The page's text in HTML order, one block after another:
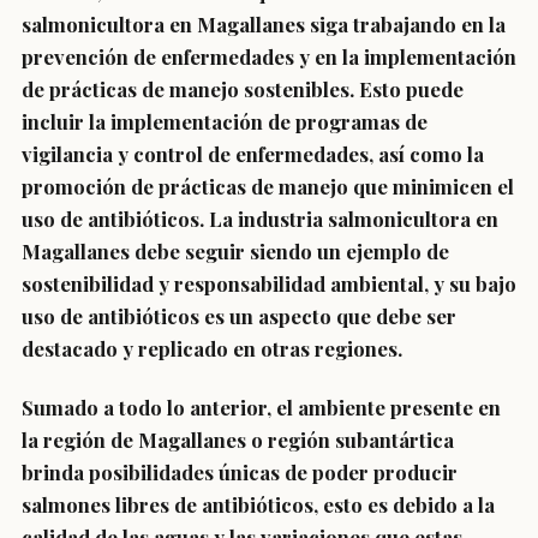
salmonicultora en Magallanes siga trabajando en la
prevención de enfermedades y en la implementación
de prácticas de manejo sostenibles. Esto puede
incluir la implementación de programas de
vigilancia y control de enfermedades, así como la
promoción de prácticas de manejo que minimicen el
uso de antibióticos. La industria salmonicultora en
Magallanes debe seguir siendo un ejemplo de
sostenibilidad y responsabilidad ambiental, y su bajo
uso de antibióticos es un aspecto que debe ser
destacado y replicado en otras regiones.
Sumado a todo lo anterior, el ambiente presente en
la región de Magallanes o región subantártica
brinda posibilidades únicas de poder producir
salmones libres de antibióticos, esto es debido a la